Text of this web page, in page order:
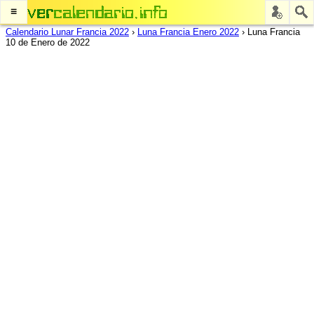
≡
Calendario Lunar Francia 2022 › Luna Francia Enero 2022 › Luna Francia
10 de Enero de 2022